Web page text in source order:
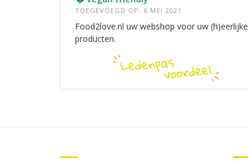
TOEGEVOEGD OP: 6 MEI 2021
Food2love.nl uw webshop voor uw (h)eerlijke
producten.